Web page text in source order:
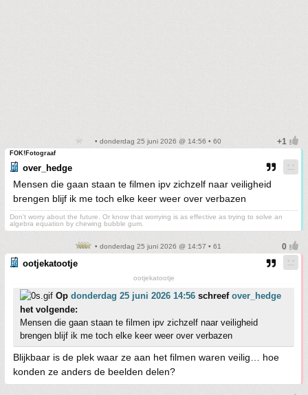
• donderdag 25 juni 2026 @ 14:56 • 60
FOK!Fotograaf
over_hedge
Mensen die gaan staan te filmen ipv zichzelf naar veiligheid
brengen blijf ik me toch elke keer weer over verbazen
Don't worry about the future. Or know that worrying is as effective as trying to solve an
algebra equation by chewing bubble gum.
• donderdag 25 juni 2026 @ 14:57 • 61
ootjekatootje
ootjekatootje
Op donderdag 25 juni 2026 14:56 schreef over_hedge
het volgende:
Mensen die gaan staan te filmen ipv zichzelf naar veiligheid
brengen blijf ik me toch elke keer weer over verbazen
Blijkbaar is de plek waar ze aan het filmen waren veilig… hoe
konden ze anders de beelden delen?